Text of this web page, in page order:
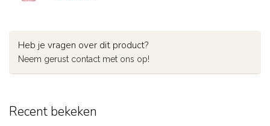
Heb je vragen over dit product?
Neem gerust contact met ons op!
Recent bekeken